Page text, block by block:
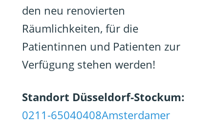
den neu renovierten
Räumlichkeiten, für die
Patientinnen und Patienten zur
Verfügung stehen werden!
Standort Düsseldorf-Stockum:
0211-65040408Amsterdamer